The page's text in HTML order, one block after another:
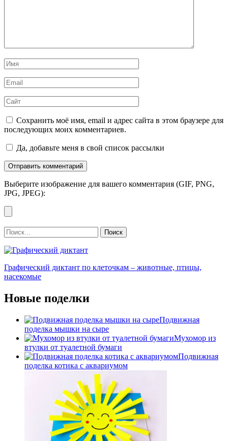
Имя
Email
Сайт
Сохранить моё имя, email и адрес сайта в этом браузере для
последующих моих комментариев.
Да, добавьте меня в свой список рассылки
Выберите изображение для вашего комментария (GIF, PNG,
JPG, JPEG):
Найти:
Графический диктант по клеточкам – животные, птицы,
насекомые
Новые поделки
Подвижная
поделка мышки на сыре
Мухомор из
втулки от туалетной бумаги
Подвижная
поделка котика с аквариумом